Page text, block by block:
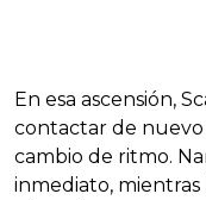
En esa ascensión,
contactar de
cambio de ritmo.
inmediato,